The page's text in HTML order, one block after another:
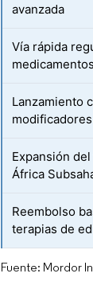
avanzada
Vía rápida
Lanzamiento
Expansión
África
Reembolso
terapias de
Fuente: Mordor